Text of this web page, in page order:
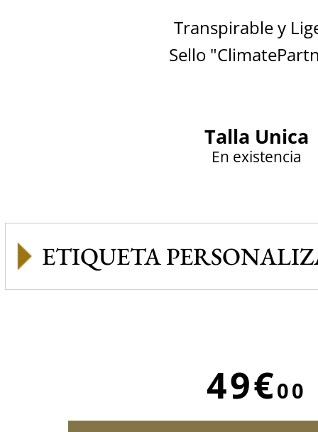
Transpirable y
Sello
Talla Unica
En existencia
ETIQUETA
49€00